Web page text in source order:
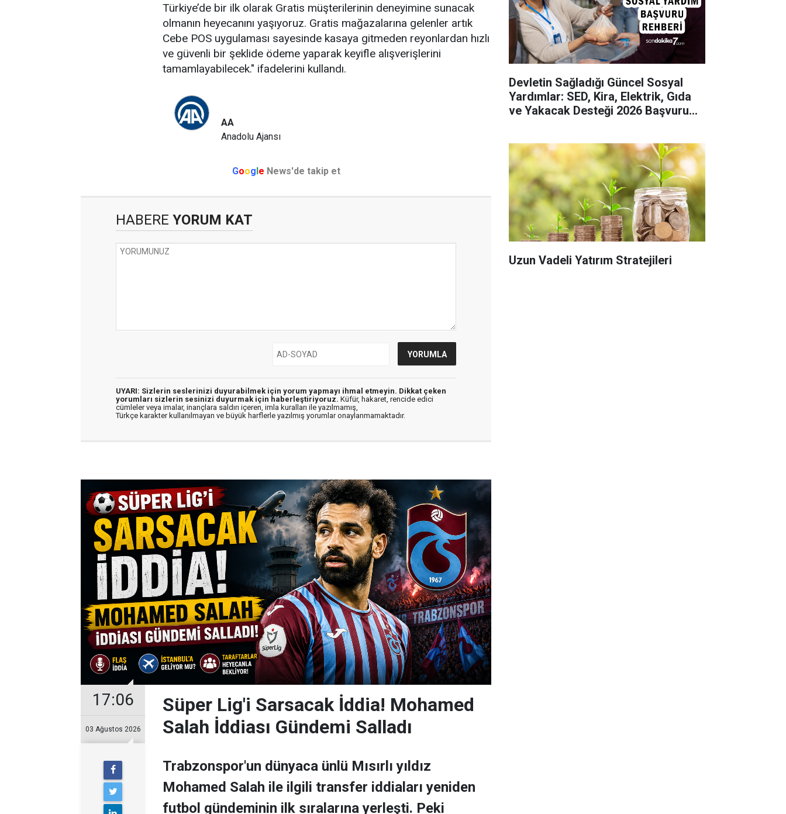
Türkiye’de bir ilk olarak Gratis müşterilerinin deneyimine sunacak
olmanın heyecanını yaşıyoruz. Gratis mağazalarına gelenler artık
Cebe POS uygulaması sayesinde kasaya gitmeden reyonlardan hızlı
ve güvenli bir şeklide ödeme yaparak keyifle alışverişlerini
tamamlayabilecek." ifadelerini kullandı.
AA
Anadolu Ajansı
Google News'de takip et
HABERE YORUM KAT
UYARI: Sizlerin seslerinizi duyurabilmek için yorum yapmayı ihmal etmeyin. Dikkat çeken
yorumları sizlerin sesinizi duyurmak için haberleştiriyoruz. Küfür, hakaret, rencide edici
cümleler veya imalar, inançlara saldırı içeren, imla kuralları ile yazılmamış,
Türkçe karakter kullanılmayan ve büyük harflerle yazılmış yorumlar onaylanmamaktadır.
17:06
03 Ağustos 2026
Süper Lig'i Sarsacak İddia! Mohamed
Salah İddiası Gündemi Salladı
Trabzonspor'un dünyaca ünlü Mısırlı yıldız
Mohamed Salah ile ilgili transfer iddiaları yeniden
futbol gündeminin ilk sıralarına yerleşti. Peki
Devletin Sağladığı Güncel Sosyal
Yardımlar: SED, Kira, Elektrik, Gıda
ve Yakacak Desteği 2026 Başvuru
Uzun Vadeli Yatırım Stratejileri